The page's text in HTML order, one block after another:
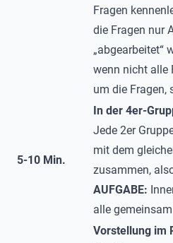
Fragen
die Fragen nur
„abgearbeitet“
wenn nicht alle
um die Fragen,
5-10 Min.
In der 4er-
Jede 2er
mit dem
zusammen,
AUFGABE:
alle
Vorstellung im